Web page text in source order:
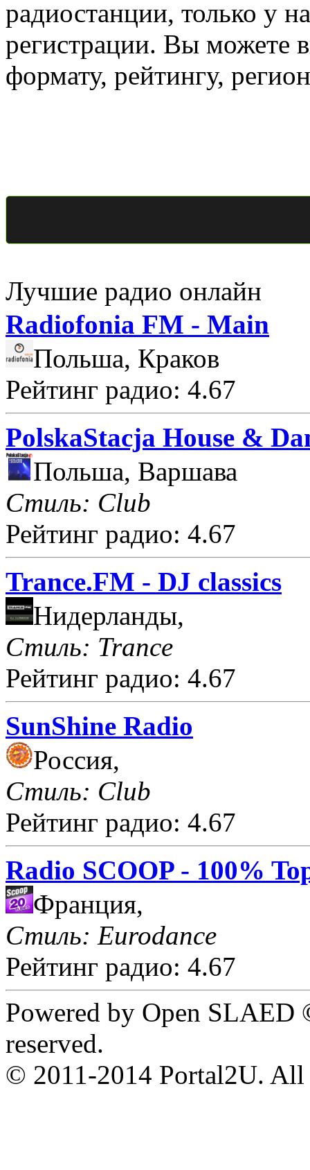
радиостанции, только у
регистрации. Вы можете
формату, рейтингу,
Лучшие радио онлайн
Radiofonia FM - Main
Польша, Краков
Рейтинг радио: 4.67
PolskaStacja House &
Польша, Варшава
Стиль: Club
Рейтинг радио: 4.67
Trance.FM - DJ classics
Нидерланды,
Стиль: Trance
Рейтинг радио: 4.67
SunShine Radio
Россия,
Стиль: Club
Рейтинг радио: 4.67
Radio SCOOP - 100%
Франция,
Стиль: Eurodance
Рейтинг радио: 4.67
Powered by Open
reserved.
© 2011-2014 Portal2U. All